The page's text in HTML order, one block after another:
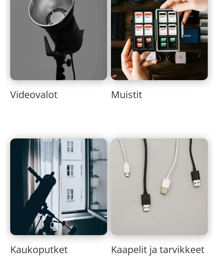
Videovalot Muistit
Kaukoputket Kaapelit ja tarvikkeet